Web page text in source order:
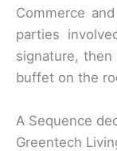
Commerce
parties
signature,
buffet on the
A Sequence
Greentech